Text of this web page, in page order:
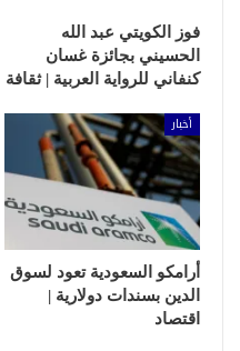
فوز الكويتي عبد الله
الحسيني بجائزة غسان
كنفاني للرواية العربية | ثقافة
أخبار
أرامكو السعودية تعود لسوق
الدين بسندات دولارية |
اقتصاد